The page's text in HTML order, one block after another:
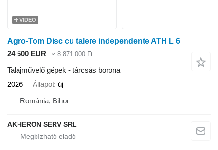
VIDEÓ
Agro-Tom Disc cu talere independente ATH L 6
24 500 EUR
≈ 8 871 000 Ft
Talajművelő gépek - tárcsás borona
2026
Állapot új
Románia, Bihor
AKHERON SERV SRL